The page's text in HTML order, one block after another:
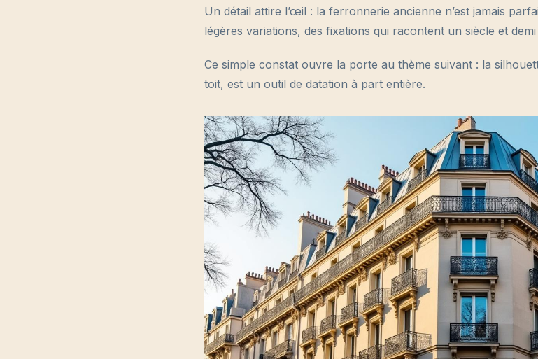
Un détail attire l’œil : la ferronnerie ancienne n’est jamais
légères variations, des fixations qui racontent un siècle et demi
Ce simple constat ouvre la porte au thème suivant : la
toit, est un outil de datation à part entière.